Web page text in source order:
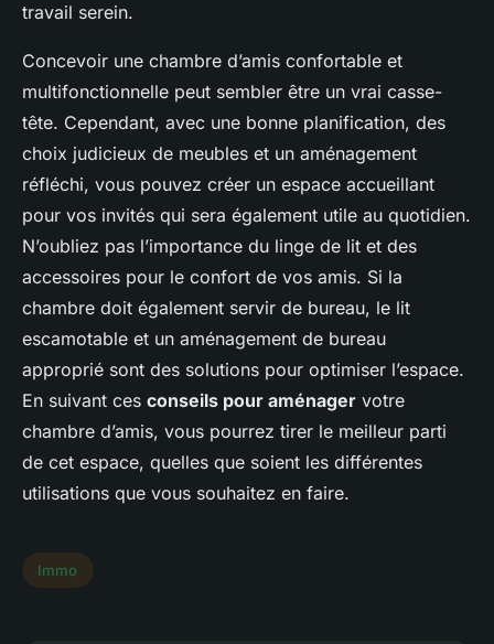
travail serein.
Concevoir une chambre d’amis confortable et
multifonctionnelle peut sembler être un vrai casse-
tête. Cependant, avec une bonne planification, des
choix judicieux de meubles et un aménagement
réfléchi, vous pouvez créer un espace accueillant
pour vos invités qui sera également utile au quotidien.
N’oubliez pas l’importance du linge de lit et des
accessoires pour le confort de vos amis. Si la
chambre doit également servir de bureau, le lit
escamotable et un aménagement de bureau
approprié sont des solutions pour optimiser l’espace.
En suivant ces conseils pour aménager votre
chambre d’amis, vous pourrez tirer le meilleur parti
de cet espace, quelles que soient les différentes
utilisations que vous souhaitez en faire.
Immo